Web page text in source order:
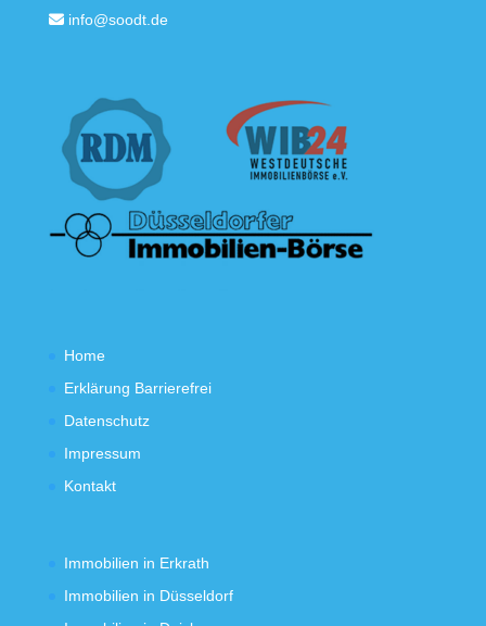
info@soodt.de
Home
Erklärung Barrierefrei
Datenschutz
Impressum
Kontakt
Immobilien in Erkrath
Immobilien in Düsseldorf